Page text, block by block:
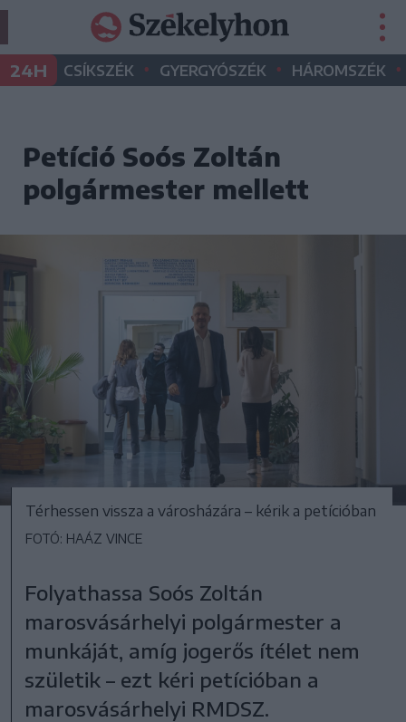
24H CSÍKSZÉK • GYERGYÓSZÉK • HÁROMSZÉK •
Petíció Soós Zoltán
polgármester mellett
Térhessen vissza a városházára – kérik a petícióban
FOTÓ: HAÁZ VINCE
Folyathassa Soós Zoltán
marosvásárhelyi polgármester a
munkáját, amíg jogerős ítélet nem
születik – ezt kéri petícióban a
marosvásárhelyi RMDSZ.